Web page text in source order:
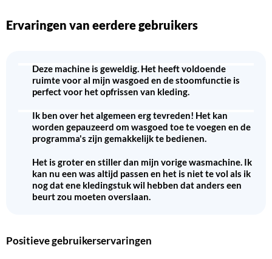
Ervaringen van eerdere gebruikers
Deze machine is geweldig. Het heeft voldoende
ruimte voor al mijn wasgoed en de stoomfunctie is
perfect voor het opfrissen van kleding.
Ik ben over het algemeen erg tevreden! Het kan
worden gepauzeerd om wasgoed toe te voegen en de
programma's zijn gemakkelijk te bedienen.
Het is groter en stiller dan mijn vorige wasmachine. Ik
kan nu een was altijd passen en het is niet te vol als ik
nog dat ene kledingstuk wil hebben dat anders een
beurt zou moeten overslaan.
Positieve gebruikerservaringen